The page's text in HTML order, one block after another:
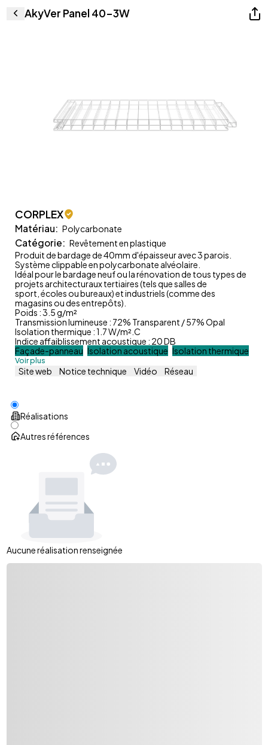
AkyVer Panel 40-3W
CORPLEX
Matériau: Polycarbonate
Catégorie: Revêtement en plastique
Produit de bardage de 40mm d'épaisseur avec 3 parois.
Système clippable en polycarbonate alvéolaire.
Idéal pour le bardage neuf ou la rénovation de tous types de
projets architecturaux tertiaires (tels que salles de
sport, écoles ou bureaux) et industriels (comme des
magasins ou des entrepôts).
Poids : 3.5 g/m²
Transmission lumineuse : 72% Transparent / 57% Opal
Isolation thermique : 1.7 W/m².C
Indice affaiblissement acoustique : 20 DB
Façade-panneau Isolation acoustique Isolation thermique
Voir plus
Site web Notice technique Vidéo Réseau
Réalisations
Autres références
Aucune réalisation renseignée